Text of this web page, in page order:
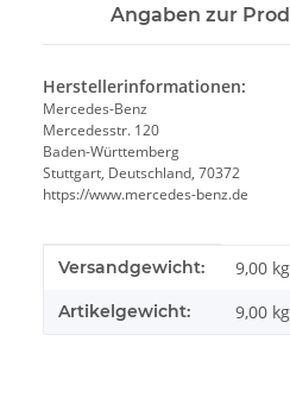
Angaben zur
Herstellerinformationen:
Mercedes-Benz
Mercedesstr. 120
Baden-Württemberg
Stuttgart, Deutschland, 70372
https://www.mercedes-benz.de
Produkteigenschaft
Wert
Versandgewicht: 9,00 kg
Artikelgewicht: 9,00 kg